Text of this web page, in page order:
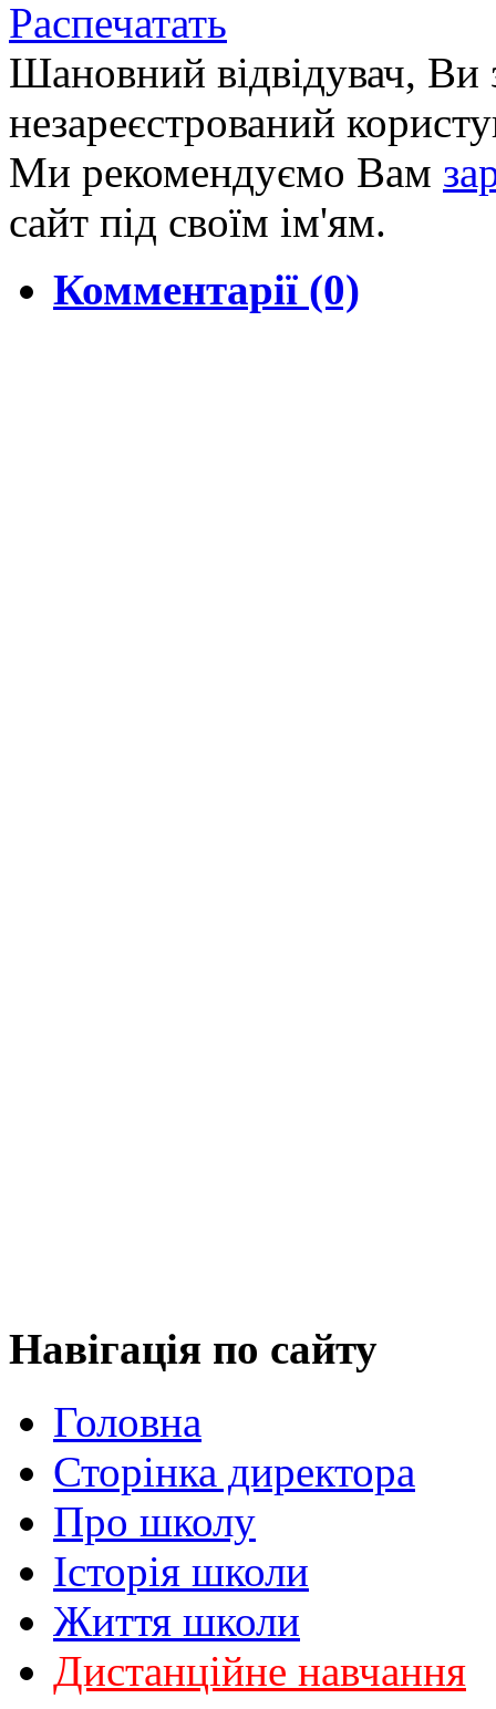
Шановний відвідувач, Ви
незареєстрований
Ми рекомендуємо Вам
сайт під своїм ім'ям.
Комментарії (0)
Навігація по сайту
Головна
Сторінка директора
Про школу
Історія школи
Життя школи
Дистанційне навчання